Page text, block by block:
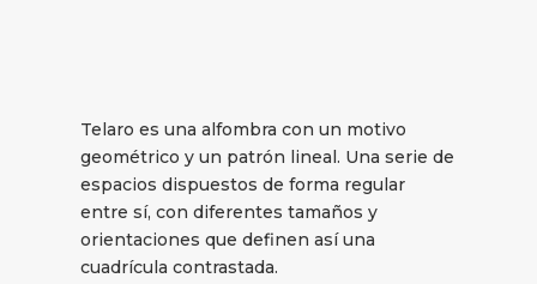
Telaro es una alfombra con un motivo
geométrico y un patrón lineal. Una serie de
espacios dispuestos de forma regular
entre sí, con diferentes tamaños y
orientaciones que definen así una
cuadrícula contrastada.